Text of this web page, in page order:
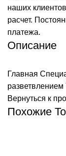
наших
расчет.
платежа.
Описание
Главная
разветвлением
Вернуться к
Похожие